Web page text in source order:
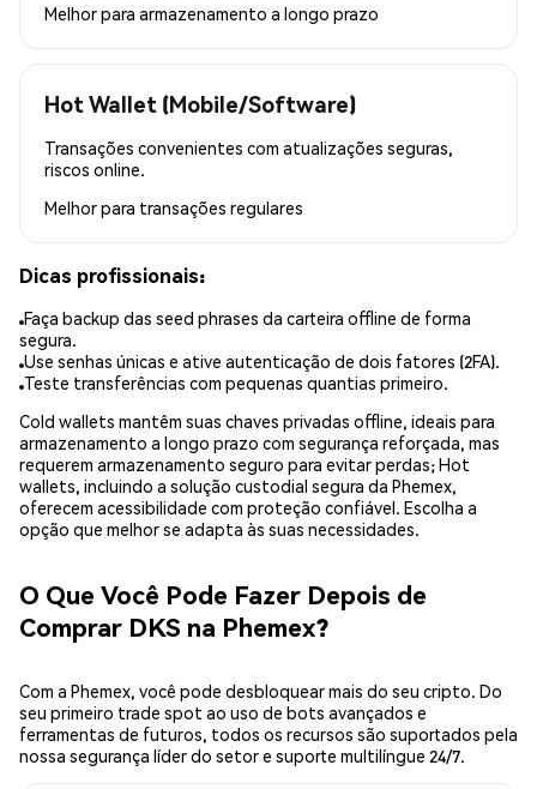
Melhor para armazenamento a longo prazo
Hot Wallet (Mobile/Software)
Transações convenientes com atualizações seguras,
riscos online.
Melhor para transações regulares
Dicas profissionais:
Faça backup das seed phrases da carteira offline de forma
segura.
Use senhas únicas e ative autenticação de dois fatores (2FA).
Teste transferências com pequenas quantias primeiro.
Cold wallets mantêm suas chaves privadas offline, ideais para
armazenamento a longo prazo com segurança reforçada, mas
requerem armazenamento seguro para evitar perdas; Hot
wallets, incluindo a solução custodial segura da Phemex,
oferecem acessibilidade com proteção confiável. Escolha a
opção que melhor se adapta às suas necessidades.
O Que Você Pode Fazer Depois de
Comprar DKS na Phemex?
Com a Phemex, você pode desbloquear mais do seu cripto. Do
seu primeiro trade spot ao uso de bots avançados e
ferramentas de futuros, todos os recursos são suportados pela
nossa segurança líder do setor e suporte multilíngue 24/7.